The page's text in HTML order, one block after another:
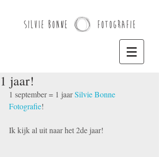
1 jaar!
1 september = 1 jaar Silvie Bonne
Fotografie!
Ik kijk al uit naar het 2de jaar!